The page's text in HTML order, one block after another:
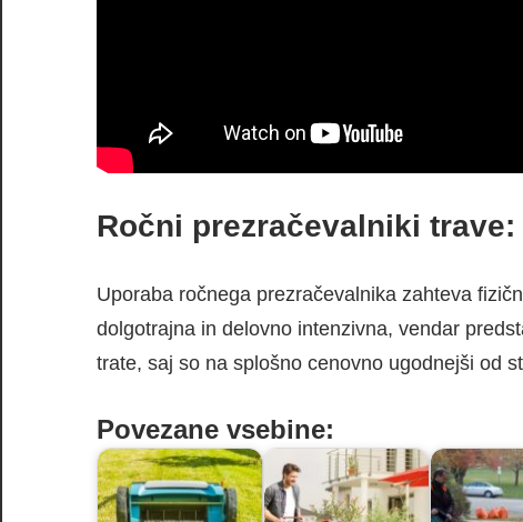
Ročni prezračevalniki
Uporaba ročnega prezračevalnika zahteva
dolgotrajna in delovno intenzivna, vendar
trate, saj so na splošno cenovno ugodnejši od
Povezane vsebine: